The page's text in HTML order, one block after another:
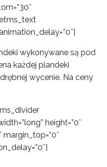
wykonywane są pod
każdej plandeki
wycenie. Na ceny
height=”0″
margin_top=”0″